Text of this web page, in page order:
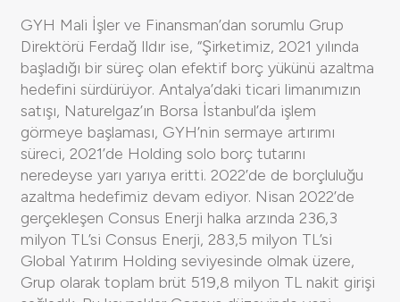
GYH Mali İşler ve Finansman’dan sorumlu Grup
Direktörü Ferdağ Ildır ise, “Şirketimiz, 2021 yılında
başladığı bir süreç olan efektif borç yükünü azaltma
hedefini sürdürüyor. Antalya’daki ticari limanımızın
satışı, Naturelgaz’ın Borsa İstanbul’da işlem
görmeye başlaması, GYH’nin sermaye artırımı
süreci, 2021’de Holding solo borç tutarını
neredeyse yarı yarıya eritti. 2022’de de borçluluğu
azaltma hedefimiz devam ediyor. Nisan 2022’de
gerçekleşen Consus Enerji halka arzında 236,3
milyon TL’si Consus Enerji, 283,5 milyon TL’si
Global Yatırım Holding seviyesinde olmak üzere,
Grup olarak toplam brüt 519,8 milyon TL nakit girişi